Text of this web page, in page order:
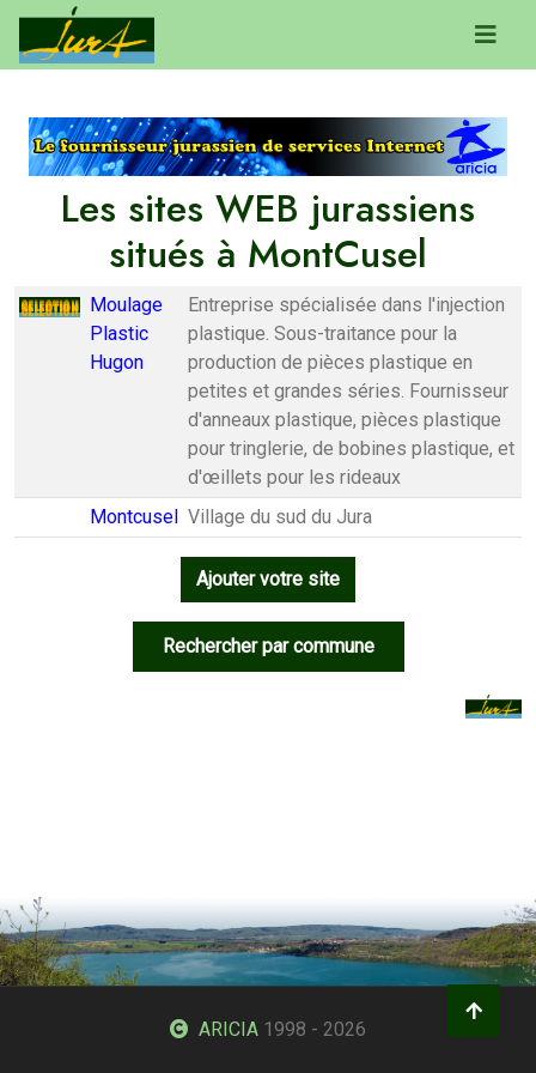
Les sites WEB jurassiens
situés à MontCusel
Moulage
Plastic
Hugon
Entreprise spécialisée dans l'injection
plastique. Sous-traitance pour la
production de pièces plastique en
petites et grandes séries. Fournisseur
d'anneaux plastique, pièces plastique
pour tringlerie, de bobines plastique, et
d'œillets pour les rideaux
Montcusel
Village du sud du Jura
Ajouter votre site
Rechercher par commune
ARICIA 1998 - 2026